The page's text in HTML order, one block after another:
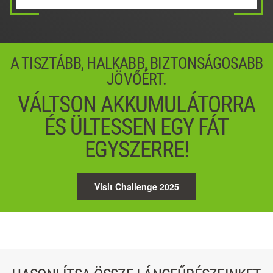
A TISZTÁBB, HALKABB, BIZTONSÁGOSABB
JÖVŐÉRT.
VÁLTSON AKKUMULÁTORRA
ÉS ÜLTESSEN EGY FÁT
EGYSZERRE!
Visit Challenge 2025